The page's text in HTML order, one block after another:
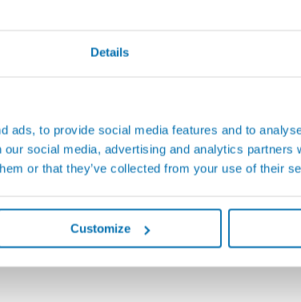
Details
ads, to provide social media features and to
social media, advertising and analytics partners
or that they’ve collected from your use of their
Customize